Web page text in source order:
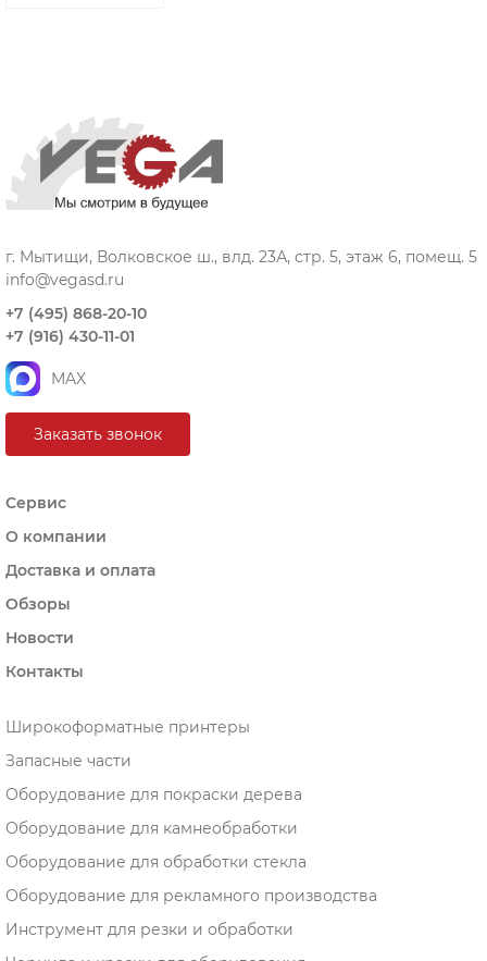
г. Мытищи, Волковское ш., влд. 23А, стр. 5, этаж 6, помещ. 5
info@vegasd.ru
+7 (495) 868-20-10
+7 (916) 430-11-01
MAX
Заказать звонок
Сервис
О компании
Доставка и оплата
Обзоры
Новости
Контакты
Широкоформатные принтеры
Запасные части
Оборудование для покраски дерева
Оборудование для камнеобработки
Оборудование для обработки стекла
Оборудование для рекламного производства
Инструмент для резки и обработки